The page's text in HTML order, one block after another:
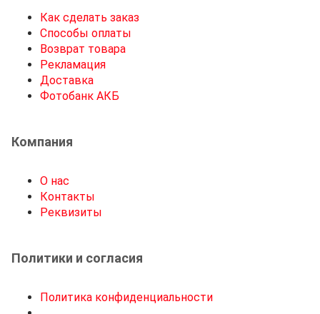
Как сделать заказ
Способы оплаты
Возврат товара
Рекламация
Доставка
Фотобанк АКБ
Компания
О нас
Контакты
Реквизиты
Политики и согласия
Политика конфиденциальности